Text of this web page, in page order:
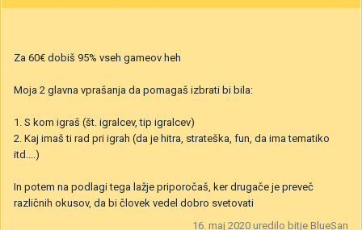
Za 60€ dobiš 95% vseh gameov heh
Moja 2 glavna vprašanja da pomagaš izbrati bi bila:
1. S kom igraš (št. igralcev, tip igralcev)
2. Kaj imaš ti rad pri igrah (da je hitra, strateška, fun, da ima tematiko
itd....)
In potem na podlagi tega lažje priporočaš, ker drugače je preveč
različnih okusov, da bi človek vedel dobro svetovati
16. maj 2020 uredilo bitje BlueSan